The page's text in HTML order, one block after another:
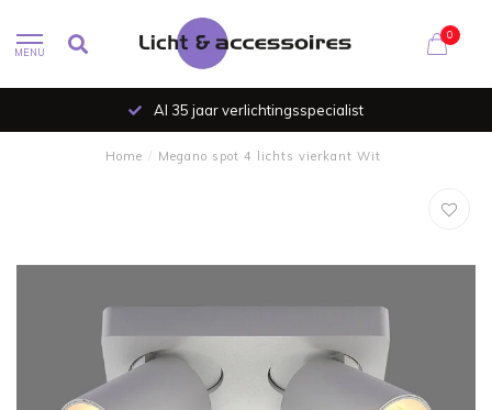
MENU
0
Al 35 jaar verlichtingsspecialist
Home / Megano spot 4 lichts vierkant Wit